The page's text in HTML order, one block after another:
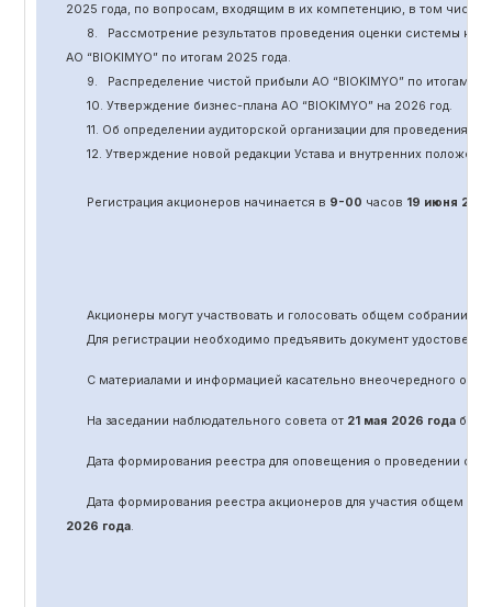
2025 года, по вопросам, входящим в их компетенцию, в том
8.
Рассмотрение результатов проведения оценки системы
АО “BIOKIMYO”по итогам 2025 года.
9.
Распределение чистой прибыли АО “BIOKIMYO”по итогам
10. Утверждение бизнес-плана АО “BIOKIMYO”на 2026 год.
11. Об определении аудиторской организации для проведения
12. Утверждение новой редакции Устава и внутренних
Регистрация акционеров начинается в 9-00 часов 19 июня 202
Акционеры могут участвовать и голосовать общем собрании
Для регистрации необходимо предъявить документ
С материалами и информацией касательно внеочередного
На заседании наблюдательного совета от 21 мая 2026 годабыло
Дата формирования реестра для оповещения о проведении
Дата формирования реестра акционеров для участия общем
2026 года.